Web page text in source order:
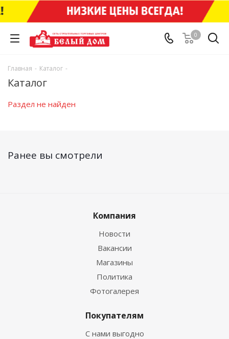
0
Главная - Каталог -
Каталог
Раздел не найден
Ранее вы смотрели
Компания
Новости
Вакансии
Магазины
Политика
Фотогалерея
Покупателям
С нами выгодно